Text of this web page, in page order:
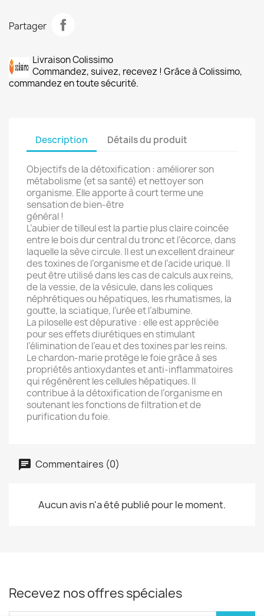
Partager
Livraison Colissimo
Commandez, suivez, recevez ! Grâce à Colissimo,
commandez en toute sécurité.
Description Détails du produit
Objectifs de la détoxification : améliorer son
métabolisme (et sa santé) et nettoyer son
organisme. Elle apporte à court terme une
sensation de bien-être
général !
L’aubier de tilleul est la partie plus claire coincée
entre le bois dur central du tronc et l’écorce, dans
laquelle la sève circule. Il est un excellent draineur
des toxines de l’organisme et de l’acide urique. Il
peut être utilisé dans les cas de calculs aux reins,
de la vessie, de la vésicule, dans les coliques
néphrétiques ou hépatiques, les rhumatismes, la
goutte, la sciatique, l’urée et l’albumine.
La piloselle est dépurative : elle est appréciée
pour ses effets diurétiques en stimulant
l’élimination de l’eau et des toxines par les reins.
Le chardon-marie protège le foie grâce à ses
propriétés antioxydantes et anti-inflammatoires
qui régénèrent les cellules hépatiques. Il
contribue à la détoxification de l’organisme en
soutenant les fonctions de filtration et de
purification du foie.
Commentaires (0)
Aucun avis n'a été publié pour le moment.
Recevez nos offres spéciales